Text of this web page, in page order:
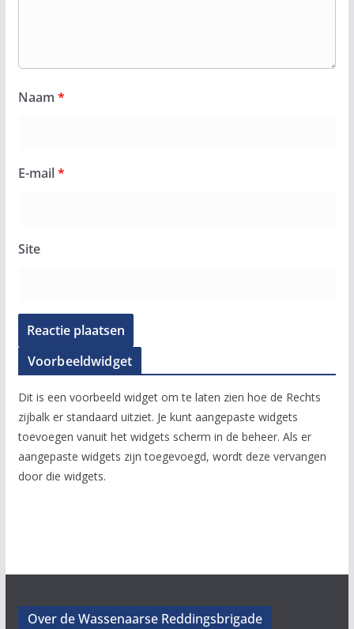
Naam *
E-mail*
Site
Voorbeeldwidget
Dit is een voorbeeld widget om te laten zien hoe de Rechts
zijbalk er standaard uitziet. Je kunt aangepaste widgets
toevoegen vanuit het widgets scherm in de beheer. Als er
aangepaste widgets zijn toegevoegd, wordt deze vervangen
door die widgets.
Over de Wassenaarse Reddingsbrigade